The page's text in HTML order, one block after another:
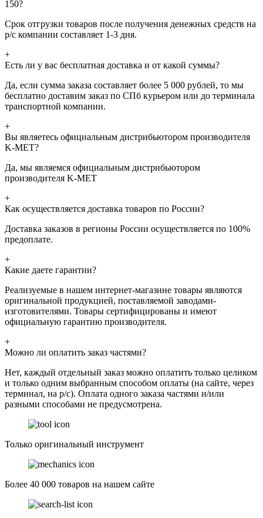
150?
Срок отгрузки товаров после получения денежных средств на
р/с компании составляет 1-3 дня.
+
Есть ли у вас бесплатная доставка и от какой суммы?
Да, если сумма заказа составляет более 5 000 рублей, то мы
бесплатно доставим заказ по СПб курьером или до терминала
транспортной компании.
+
Вы являетесь официальным дистрибьютором производителя
K-MET?
Да, мы являемся официальным дистрибьютором
производителя K-MET
+
Как осуществляется доставка товаров по России?
Доставка заказов в регионы России осуществляется по 100%
предоплате.
+
Какие даете гарантии?
Реализуемые в нашем интернет-магазине товары являются
оригинальной продукцией, поставляемой заводами-
изготовителями. Товары сертифицированы и имеют
официальную гарантию производителя.
+
Можно ли оплатить заказ частями?
Нет, каждый отдельный заказ можно оплатить только целиком
и только одним выбранным способом оплаты (на сайте, через
терминал, на р/с). Оплата одного заказа частями и/или
разными способами не предусмотрена.
Только оригинальный инструмент
Более 40 000 товаров на нашем сайте